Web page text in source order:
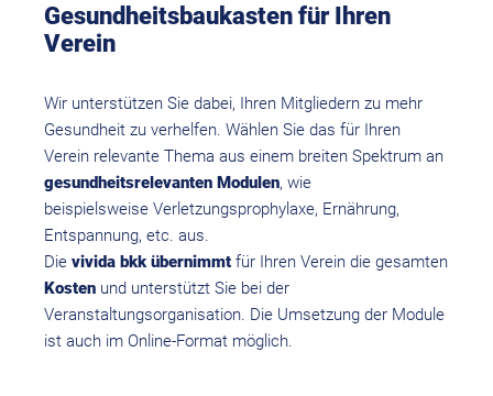
Gesundheitsbaukasten für Ihren
Verein
Wir unterstützen Sie dabei, Ihren Mitgliedern zu mehr
Gesundheit zu verhelfen. Wählen Sie das für Ihren
Verein relevante Thema aus einem breiten Spektrum an
gesundheitsrelevanten Modulen, wie
beispielsweise Verletzungsprophylaxe, Ernährung,
Entspannung, etc. aus.
Die vivida bkk übernimmt für Ihren Verein die gesamten
Kosten und unterstützt Sie bei der
Veranstaltungsorganisation. Die Umsetzung der Module
ist auch im Online-Format möglich.